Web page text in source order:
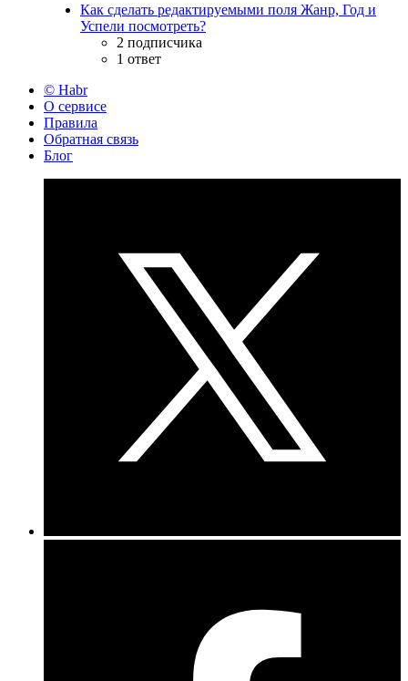
Как сделать редактируемыми поля Жанр, Год и
Успели посмотреть?
2 подписчика
1 ответ
© Habr
О сервисе
Правила
Обратная связь
Блог